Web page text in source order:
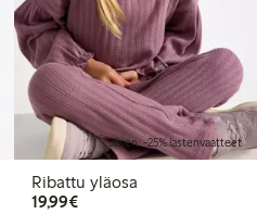
Jäsen: -25% lastenvaatteet
Ribattu yläosa
19,99€19,99 €